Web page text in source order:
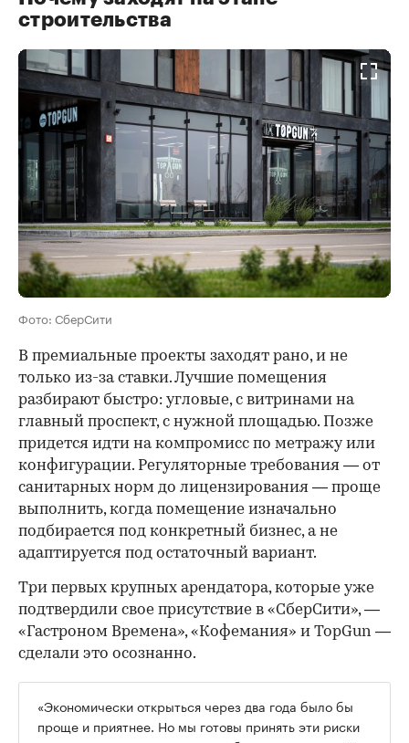
строительства
Фото: СберСити
В премиальные проекты заходят рано, и не
только из-за ставки. Лучшие помещения
разбирают быстро: угловые, с витринами на
главный проспект, с нужной площадью. Позже
придется идти на компромисс по метражу или
конфигурации. Регуляторные требования — от
санитарных норм до лицензирования — проще
выполнить, когда помещение изначально
подбирается под конкретный бизнес, а не
адаптируется под остаточный вариант.
Три первых крупных арендатора, которые уже
подтвердили свое присутствие в «СберСити», —
«Гастроном Времена», «Кофемания» и TopGun —
сделали это осознанно.
«Экономически открыться через два года было бы
проще и приятнее. Но мы готовы принять эти риски